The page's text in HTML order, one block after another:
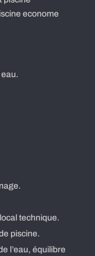
econome
technique.
piscine.
l’eau, équilibre